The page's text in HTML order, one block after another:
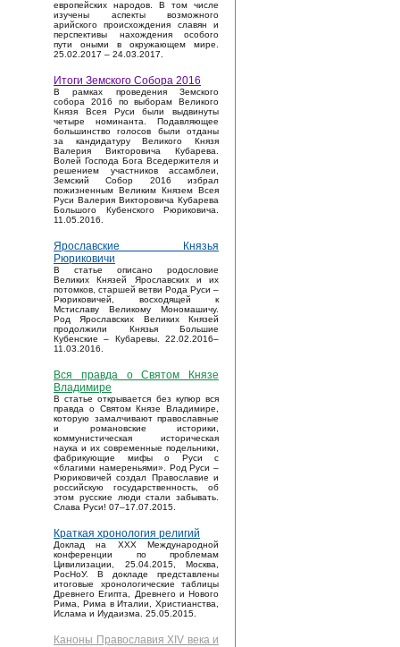
европейских народов. В том числе
изучены аспекты возможного
арийского происхождения славян и
перспективы нахождения особого
пути оными в окружающем мире.
25.02.2017 – 24.03.2017.
Итоги Земского Собора 2016
В рамках проведения Земского
собора 2016 по выборам Великого
Князя Всея Руси были выдвинуты
четыре номинанта. Подавляющее
большинство голосов были отданы
за кандидатуру Великого Князя
Валерия Викторовича Кубарева.
Волей Господа Бога Вседержителя и
решением участников ассамблеи,
Земский Собор 2016 избрал
пожизненным Великим Князем Всея
Руси Валерия Викторовича Кубарева
Большого Кубенского Рюриковича.
11.05.2016.
Ярославские Князья
Рюриковичи
В статье описано родословие
Великих Князей Ярославских и их
потомков, старшей ветви Рода Руси –
Рюриковичей, восходящей к
Мстиславу Великому Мономашичу.
Род Ярославских Великих Князей
продолжили Князья Большие
Кубенские – Кубаревы. 22.02.2016–
11.03.2016.
Вся правда о Святом Князе
Владимире
В статье открывается без купюр вся
правда о Святом Князе Владимире,
которую замалчивают православные
и романовские историки,
коммунистическая историческая
наука и их современные подельники,
фабрикующие мифы о Руси с
«благими намереньями». Род Руси –
Рюриковичей создал Православие и
российскую государственность, об
этом русские люди стали забывать.
Слава Руси! 07–17.07.2015.
Краткая хронология религий
Доклад на XXX Международной
конференции по проблемам
Цивилизации, 25.04.2015, Москва,
РосНоУ. В докладе представлены
итоговые хронологические таблицы
Древнего Египта, Древнего и Нового
Рима, Рима в Италии, Христианства,
Ислама и Иудаизма. 25.05.2015.
Каноны Православия XIV века и